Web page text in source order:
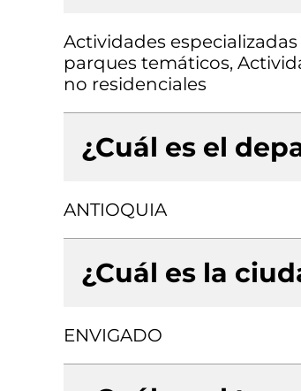
Actividades
parques temáticos,
no residenciales
¿Cuál es el
ANTIOQUIA
¿Cuál es la
ENVIGADO